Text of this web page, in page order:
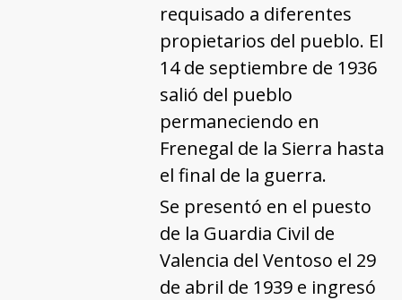
requisado a diferentes
propietarios del pueblo. El
14 de septiembre de 1936
salió del pueblo
permaneciendo en
Frenegal de la Sierra hasta
el final de la guerra.
Se presentó en el puesto
de la Guardia Civil de
Valencia del Ventoso el 29
de abril de 1939 e ingresó